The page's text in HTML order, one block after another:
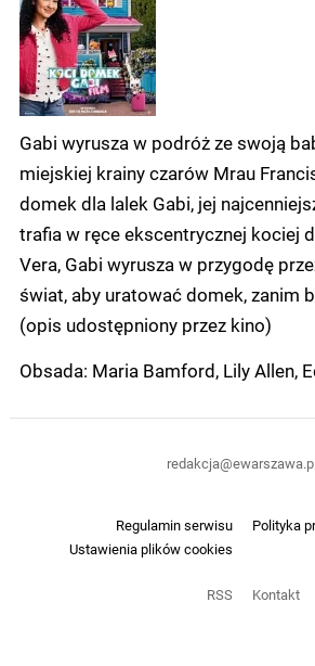
Gabi wyrusza w podróż ze swoją
miejskiej krainy czarów Mrau
domek dla lalek Gabi, jej
trafia w ręce ekscentrycznej kociej
Vera, Gabi wyrusza w przygodę
świat, aby uratować domek, zanim
(opis udostępniony przez kino)
Obsada: Maria Bamford, Lily Allen,
Regulamin serwisu
Polityka
Ustawienia plików cookies
RSS Kontakt